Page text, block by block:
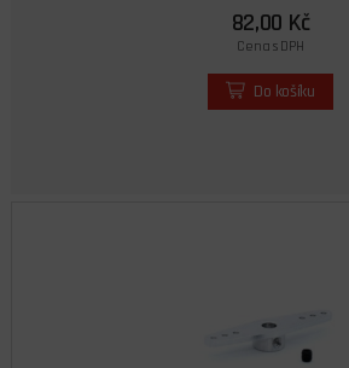
82,00 Kč
Cena s DPH
Do košíku